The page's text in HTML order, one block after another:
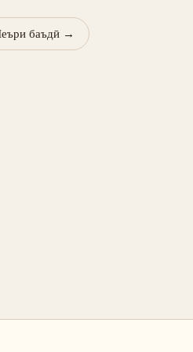
баъдӣ →